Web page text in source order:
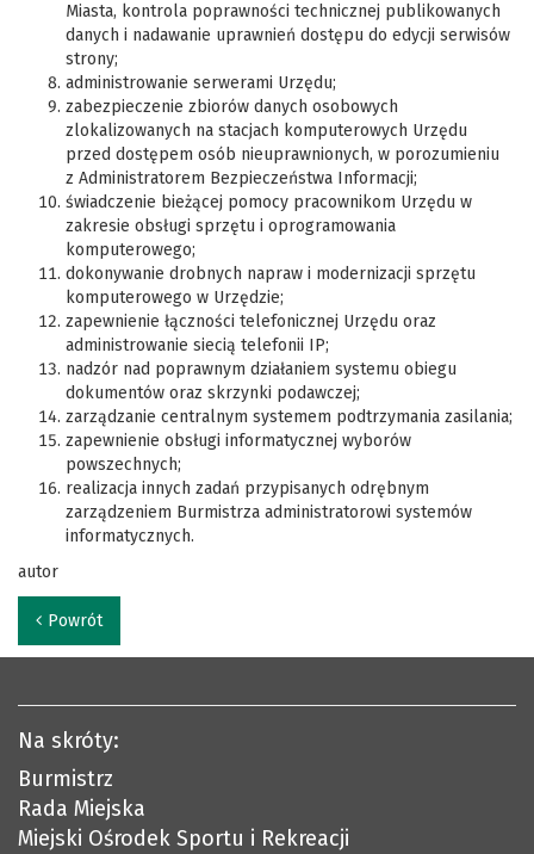
Miasta, kontrola poprawności technicznej publikowanych
danych i nadawanie uprawnień dostępu do edycji serwisów
strony;
administrowanie serwerami Urzędu;
zabezpieczenie zbiorów danych osobowych
zlokalizowanych na stacjach komputerowych Urzędu
przed dostępem osób nieuprawnionych, w porozumieniu
z Administratorem Bezpieczeństwa Informacji;
świadczenie bieżącej pomocy pracownikom Urzędu w
zakresie obsługi sprzętu i oprogramowania
komputerowego;
dokonywanie drobnych napraw i modernizacji sprzętu
komputerowego w Urzędzie;
zapewnienie łączności telefonicznej Urzędu oraz
administrowanie siecią telefonii IP;
nadzór nad poprawnym działaniem systemu obiegu
dokumentów oraz skrzynki podawczej;
zarządzanie centralnym systemem podtrzymania zasilania;
zapewnienie obsługi informatycznej wyborów
powszechnych;
realizacja innych zadań przypisanych odrębnym
zarządzeniem Burmistrza administratorowi systemów
informatycznych.
autor
Powrót
Na skróty:
Burmistrz
Rada Miejska
Miejski Ośrodek Sportu i Rekreacji